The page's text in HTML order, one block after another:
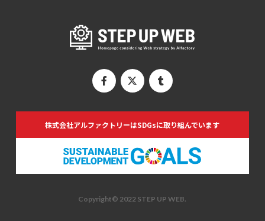
株式会社アルファクトリーはSDGsに取り組んでいます
Copyright© 2022 STEP UP WEB.